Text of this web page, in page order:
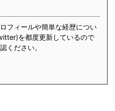
フィールや簡単な経歴につい
を都度更新しているので
ください。